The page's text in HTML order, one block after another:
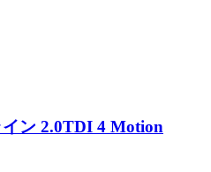
ン 2.0TDI 4 Motion